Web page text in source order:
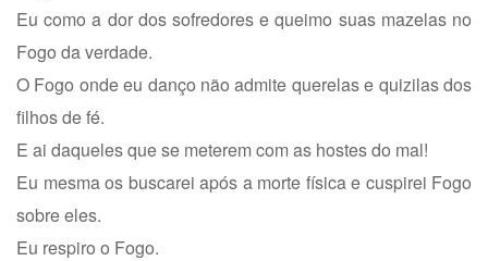
Eu como a dor dos sofredores e queimo suas mazelas no
Fogo da verdade.
O Fogo onde eu danço não admite querelas e quizilas dos
filhos de fé.
E ai daqueles que se meterem com as hostes do mal!
Eu mesma os buscarei após a morte física e cuspirei Fogo
sobre eles.
Eu respiro o Fogo.